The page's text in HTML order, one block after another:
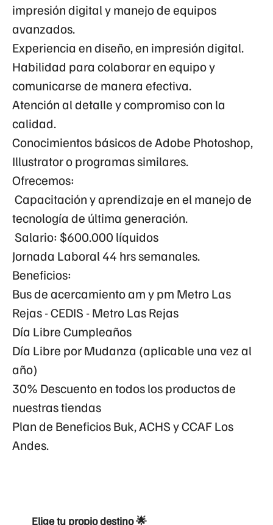
impresión digital y manejo de equipos
avanzados.
Experiencia en diseño, en impresión digital.
Habilidad para colaborar en equipo y
comunicarse de manera efectiva.
Atención al detalle y compromiso con la
calidad.
Conocimientos básicos de Adobe Photoshop,
Illustrator o programas similares.
Ofrecemos:
Capacitación y aprendizaje en el manejo de
tecnología de última generación.
Salario: $600.000 líquidos
Jornada Laboral 44 hrs semanales.
Beneficios:
Bus de acercamiento am y pm Metro Las
Rejas - CEDIS - Metro Las Rejas
Día Libre Cumpleaños
Día Libre por Mudanza (aplicable una vez al
año)
30% Descuento en todos los productos de
nuestras tiendas
Plan de Beneficios Buk, ACHS y CCAF Los
Andes.
Elige tu propio destino 🌟